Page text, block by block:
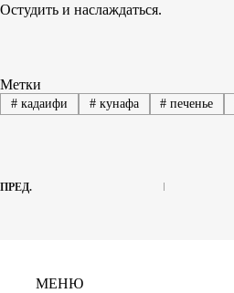
Остудить и наслаждаться.
Метки
#кадаифи #кунафа # печенье
ПРЕД.
МЕНЮ